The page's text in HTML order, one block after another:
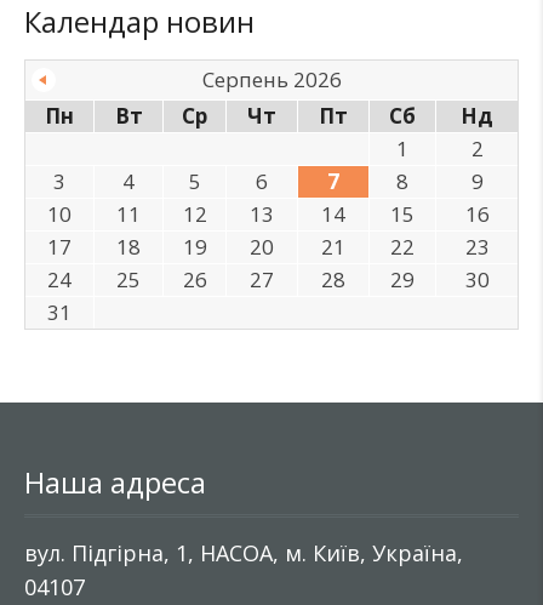
Календар новин
Серпень 2026
Пн
Вт Ср Чт Пт Сб
Нд
1
2
3
4 5 6 7 8
9
10
11 12 13 14 15
16
17
18 19 20 21 22
23
24
25 26 27 28 29
30
31
Наша адреса
вул. Підгірна, 1, НАСОА, м. Київ, Україна,
04107